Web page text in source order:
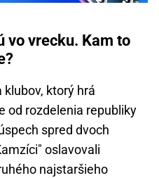
vo vrecku. Kam to
klubov, ktorý hrá
od rozdelenia republiky
spred dvoch
oslavovali
najstaršieho